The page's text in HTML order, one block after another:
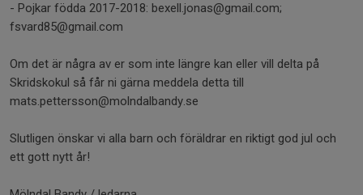
- Pojkar födda 2017-2018: bexell.jonas@gmail.com;
fsvard85@gmail.com
Om det är några av er som inte längre kan eller vill delta på
Skridskokul så får ni gärna meddela detta till
mats.pettersson@molndalbandy.se
Slutligen önskar vi alla barn och föräldrar en riktigt god jul och
ett gott nytt år!